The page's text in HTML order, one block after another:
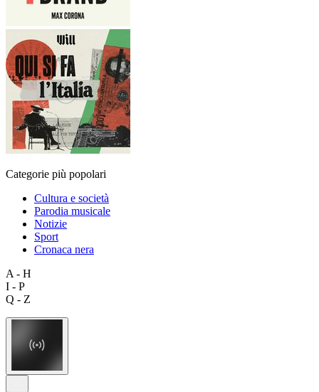
Categorie più popolari
Cultura e società
Parodia musicale
Notizie
Sport
Cronaca nera
A - H
I - P
Q - Z